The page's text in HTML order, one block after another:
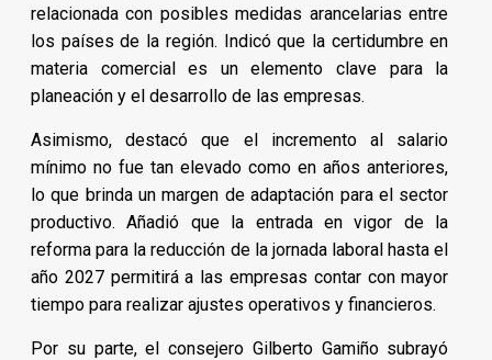
relacionada con posibles medidas arancelarias entre
los países de la región. Indicó que la certidumbre en
materia comercial es un elemento clave para la
planeación y el desarrollo de las empresas.
Asimismo, destacó que el incremento al salario
mínimo no fue tan elevado como en años anteriores,
lo que brinda un margen de adaptación para el sector
productivo. Añadió que la entrada en vigor de la
reforma para la reducción de la jornada laboral hasta el
año 2027 permitirá a las empresas contar con mayor
tiempo para realizar ajustes operativos y financieros.
Por su parte, el consejero Gilberto Gamiño subrayó